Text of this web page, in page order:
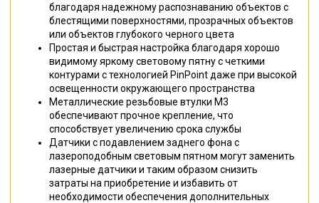
благодаря надежному распознаванию объектов с
блестящими поверхностями, прозрачных объектов
или объектов глубокого черного цвета
Простая и быстрая настройка благодаря хорошо
видимому яркому световому пятну с четкими
контурами с технологией PinPoint даже при высокой
освещенности окружающего пространства
Металлические резьбовые втулки M3
обеспечивают прочное крепление, что
способствует увеличению срока службы
Датчики с подавлением заднего фона с
лазероподобным световым пятном могут заменить
лазерные датчики и таким образом снизить
затраты на приобретение и избавить от
необходимости обеспечения дополнительных